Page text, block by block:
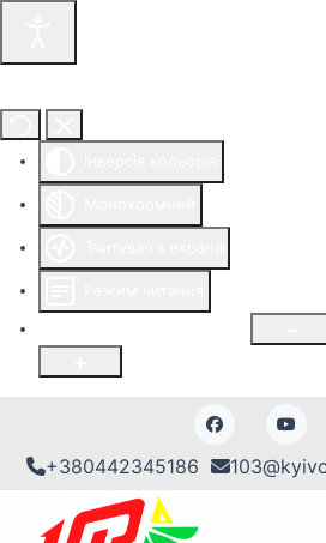
+380442345186